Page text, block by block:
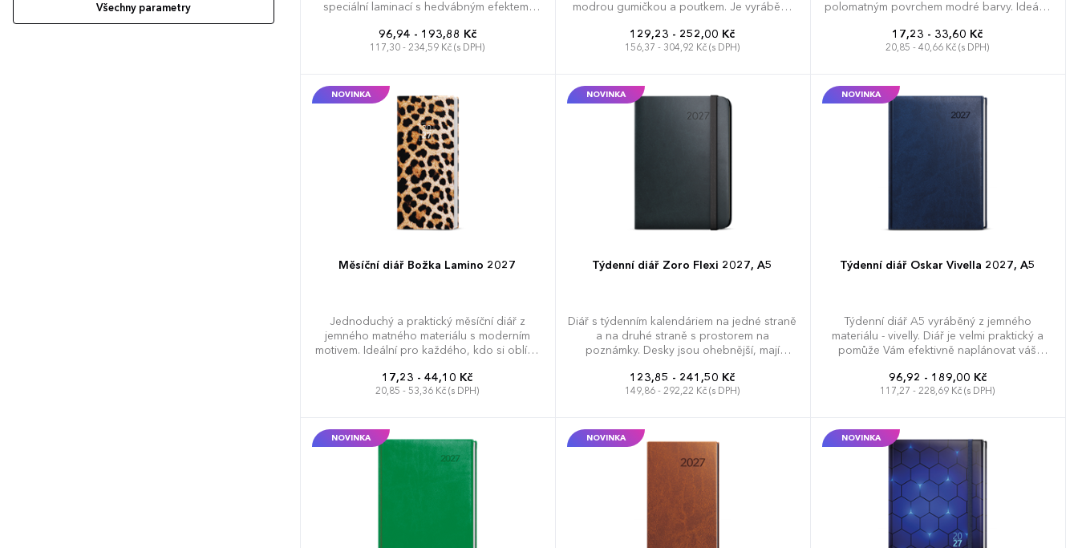
Všechny parametry
speciální laminací s hedvábným efektem,
Doporučujeme tamponový tisk. Diář
obsahuje: osobní údaje, plánovač dovolené
Slovenské republiky, mezinárodní svátky,
roční výhled, denní layout, adresář, mapa
Evropy a České a Slovenské republiky
96,94 - 193,88 Kč
117,30 - 234,59 Kč (s DPH)
modrou gumičkou a poutkem. Je vyráběný
poznámky a plánování.
129,23 - 252,00 Kč
156,37 - 304,92 Kč (s DPH)
polomatným povrchem modré barvy. Ideální
vazbu.
17,23 - 33,60 Kč
20,85 - 40,66 Kč (s DPH)
NOVINKA
Měsíční diář Božka Lamino 2027
Jednoduchý a praktický měsíční diář z
jemného matného materiálu s moderním
motivem. Ideální pro každého, kdo si oblíbil
17,23 - 44,10 Kč
20,85 - 53,36 Kč (s DPH)
NOVINKA
Týdenní diář Zoro Flexi 2027, A5
Diář s týdenním kalendáriem na jedné straně
a na druhé straně s prostorem na
poznámky. Desky jsou ohebnější, mají
123,85 - 241,50 Kč
149,86 - 292,22 Kč (s DPH)
NOVINKA
Týdenní diář Oskar Vivella 2027, A5
Týdenní diář A5 vyráběný z jemného
materiálu - vivelly. Diář je velmi praktický a
pomůže Vám efektivně naplánovat váš
96,92 - 189,00 Kč
117,27 - 228,69 Kč (s DPH)
NOVINKA NOVINKA NOVINKA